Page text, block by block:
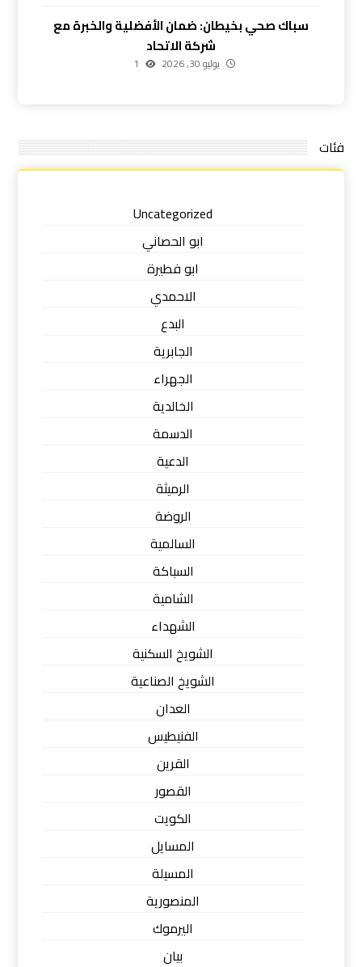
سباك صحي بخيطان: ضمان الأفضلية والخبرة مع
شركة الاتحاد
يوليو 30, 2026 1
فئات
Uncategorized
ابو الحصاني
ابو فطيرة
الاحمدي
البدع
الجابرية
الجهراء
الخالدية
الدسمة
الدعية
الرميثة
الروضة
السالمية
السباكة
الشامية
الشهداء
الشويخ السكنية
الشويخ الصناعية
العدان
الفنيطيس
القرين
القصور
الكويت
المسايل
المسيلة
المنصورية
اليرموك
بيان